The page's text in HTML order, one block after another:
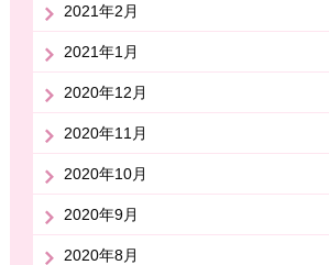
2021年2月
2021年1月
2020年12月
2020年11月
2020年10月
2020年9月
2020年8月